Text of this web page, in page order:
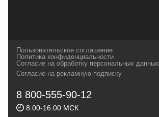
и взыскательных путешественников,
спортсменов и отдыхающих.
Геннадьевич
ИНН 590300057023 ОГРН 304590319000121
Пользовательское соглашение
Политика конфиденциальности
Согласие на обработку персональных данных
Согласие на рекламную подписку
8 800-555-90-12
8:00-16:00 МСК